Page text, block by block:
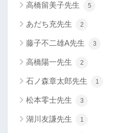
高橋留美子先生 5
あだち充先生 2
藤子不二雄A先生 3
高橋陽一先生 2
石ノ森章太郎先生 1
松本零士先生 3
湖川友謙先生 1